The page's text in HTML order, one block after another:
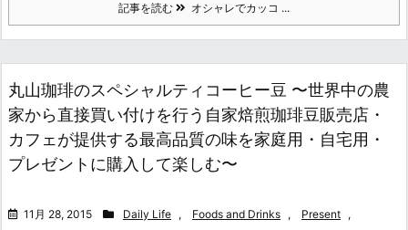
記事を読む オシャレでカッコ ...
丸山珈琲のスペシャルティコーヒー豆 〜世界中の農
家から直接買い付けを行う自家焙煎珈琲豆販売店・
カフェが提供する最高品質の味を家庭用・自宅用・
プレゼントに購入して楽しむ〜
11月 28, 2015 Daily Life , Foods and Drinks , Present ,